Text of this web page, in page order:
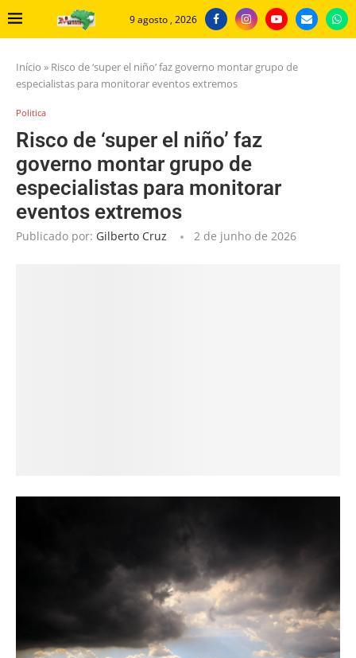
9 agosto , 2026
Início » Risco de ‘super el niño’ faz governo montar grupo de
especialistas para monitorar eventos extremos
Politica
Risco de ‘super el niño’ faz
governo montar grupo de
especialistas para monitorar
eventos extremos
Publicado por: Gilberto Cruz 2 de junho de 2026